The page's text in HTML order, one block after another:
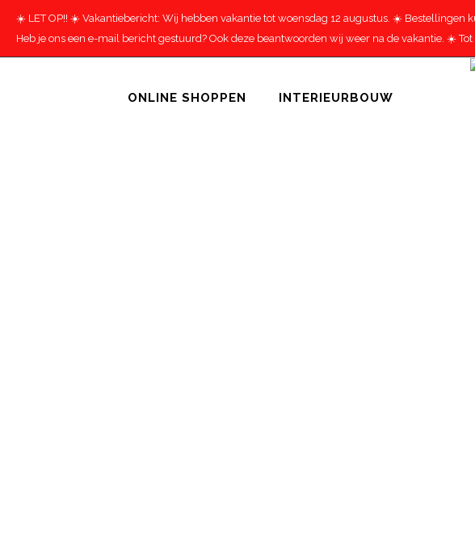
☀️ LET OP!! ☀️ Vakantiebericht: Wij hebben vakantie tot woensdag 12 augustus. ☀️
Heb je ons een e-mail bericht gestuurd? Ook deze beantwoorden wij weer na de vakantie. ☀️
ONLINE SHOPPEN INTERIEURBOUW